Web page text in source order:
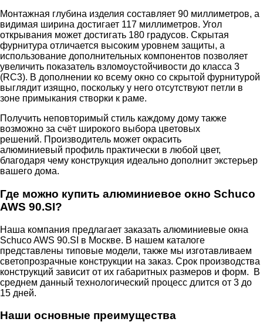
Монтажная глубина изделия составляет 90 миллиметров, а
видимая ширина достигает 117 миллиметров. Угол
открывания может достигать 180 градусов. Скрытая
фурнитура отличается высоким уровнем защиты, а
использование дополнительных компонентов позволяет
увеличить показатель взломоустойчивости до класса 3
(RC3). В дополнении ко всему окно со скрытой фурнитурой
выглядит изящно, поскольку у него отсутствуют петли в
зоне примыкания створки к раме.
Получить неповторимый стиль каждому дому также
возможно за счёт широкого выбора цветовых
решений. Производитель может окрасить
алюминиевый профиль практически в любой цвет,
благодаря чему конструкция идеально дополнит экстерьер
вашего дома.
Где можно купить алюминиевое окно Schuco
AWS 90.SI?
Наша компания предлагает заказать алюминиевые окна
Schuco AWS 90.SI в Москве. В нашем каталоге
представлены типовые модели, также мы изготавливаем
светопрозрачные конструкции на заказ. Срок производства
конструкций зависит от их габаритных размеров и форм. В
среднем данный технологический процесс длится от 3 до
15 дней.
Наши основные преимущества